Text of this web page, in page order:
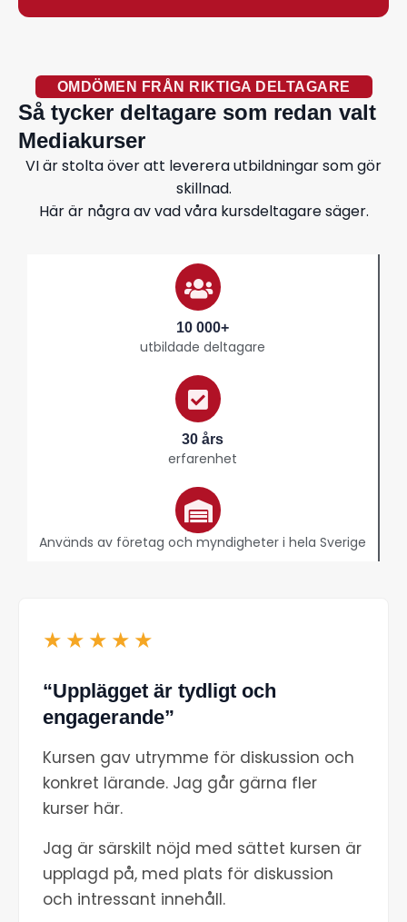
OMDÖMEN FRÅN RIKTIGA DELTAGARE
Så tycker deltagare som redan valt
Mediakurser
VI är stolta över att leverera utbildningar som gör
skillnad.
Här är några av vad våra kursdeltagare säger.
10 000+
utbildade deltagare
30 års
erfarenhet
Används av företag och myndigheter i hela Sverige
★★★★★
“Upplägget är tydligt och
engagerande”
Kursen gav utrymme för diskussion och
konkret lärande. Jag går gärna fler
kurser här.
Jag är särskilt nöjd med sättet kursen är
upplagd på, med plats för diskussion
och intressant innehåll.